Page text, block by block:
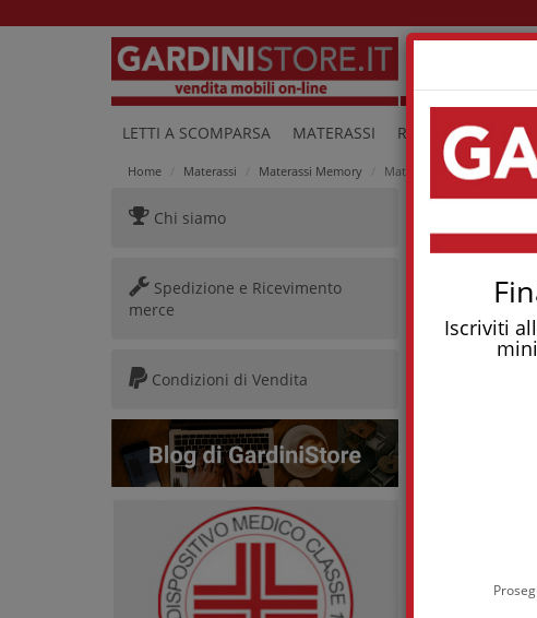
Iscriviti
LETTI A SCOMPARSA MATERASSI RETI E LETTI
Home Materassi Materassi Memory Materasso Ecolife
Chi siamo
Spedizione e Ricevimento
merce
Condizioni di Vendita